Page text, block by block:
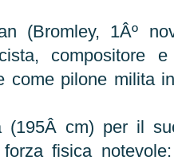
(Bromley, 1Âº
compositore e
come pilone milita
(195Â cm) per il
fisica